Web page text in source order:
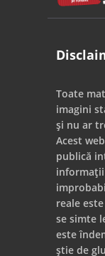
Toate
imagini
și nu ar
Acest
publică
reale
se simte
este
știe de